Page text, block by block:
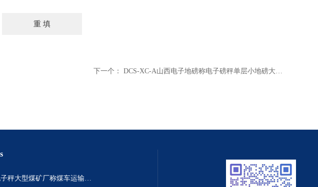
下一个： DCS-XC-A山西电子地磅称电子磅秤单层小地磅大量供货中
过煤车电子秤大型煤矿厂称煤车运输过120吨汽车过磅称~山西晋城市150吨卡车过磅称.内蒙古重型100吨货车过磅称